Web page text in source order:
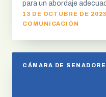
para un abordaje
13 DE OCTUBRE DE
COMUNICACIÓN
CÁMARA DE